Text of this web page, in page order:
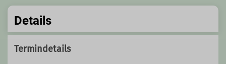
Details
Termindetails